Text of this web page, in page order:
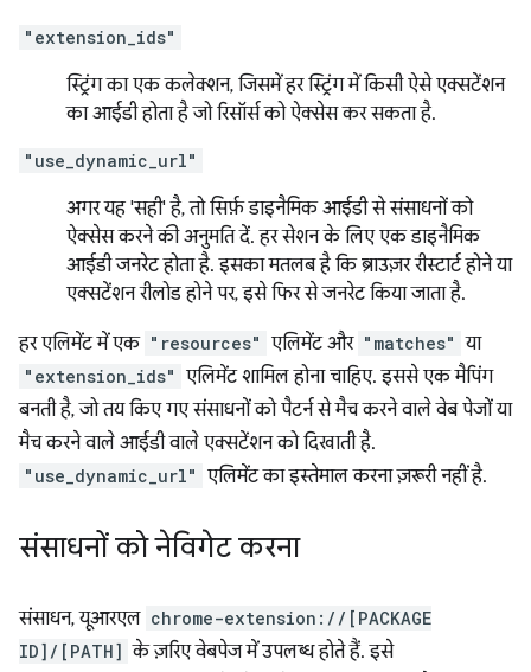
"extension_ids"
स्ट्रिंग का एक कलेक्शन, जिसमें हर स्ट्रिंग में किसी ऐसे एक्सटेंशन
का आईडी होता है जो रिसॉर्स को ऐक्सेस कर सकता है.
"use_dynamic_url"
अगर यह 'सही' है, तो सिर्फ़ डाइनैमिक आईडी से संसाधनों को
ऐक्सेस करने की अनुमति दें. हर सेशन के लिए एक डाइनैमिक
आईडी जनरेट होता है. इसका मतलब है कि ब्राउज़र रीस्टार्ट होने या
एक्सटेंशन रीलोड होने पर, इसे फिर से जनरेट किया जाता है.
हर एलिमेंट में एक "resources" एलिमेंट और "matches" या
"extension_ids" एलिमेंट शामिल होना चाहिए. इससे एक मैपिंग
बनती है, जो तय किए गए संसाधनों को पैटर्न से मैच करने वाले वेब पेजों या
मैच करने वाले आईडी वाले एक्सटेंशन को दिखाती है.
"use_dynamic_url" एलिमेंट का इस्तेमाल करना ज़रूरी नहीं है.
संसाधनों को नेविगेट करना
संसाधन, यूआरएल chrome-extension://[PACKAGE
ID]/[PATH] के ज़रिए वेबपेज में उपलब्ध होते हैं. इसे